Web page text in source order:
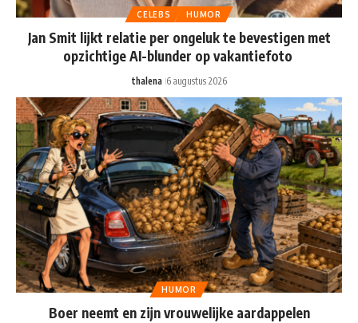
CELEBS HUMOR
Jan Smit lijkt relatie per ongeluk te bevestigen met
opzichtige AI-blunder op vakantiefoto
thalena 6 augustus 2026
HUMOR
Boer neemt en zijn vrouwelijke aardappelen